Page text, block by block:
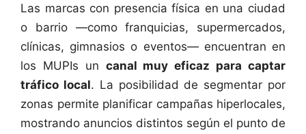
Las marcas con presencia física en una ciudad
o barrio —como franquicias, supermercados,
clínicas, gimnasios o eventos— encuentran en
los MUPIs un canal muy eficaz para captar
tráfico local. La posibilidad de segmentar por
zonas permite planificar campañas hiperlocales,
mostrando anuncios distintos según el punto de